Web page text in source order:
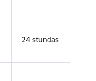
24 stundas